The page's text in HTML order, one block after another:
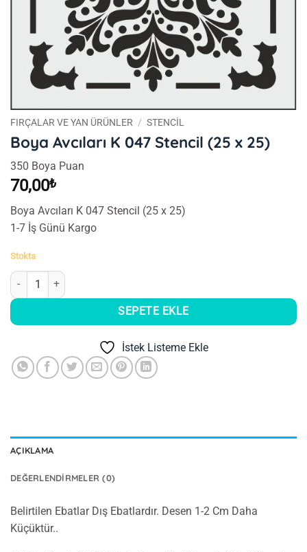
FIRÇALAR VE YAN ÜRÜNLER / STENCIL
Boya Avcıları K 047 Stencil (25 x 25)
350 Boya Puan
70,00₺
Boya Avcıları K 047 Stencil (25 x 25)
1-7 İş Günü Kargo
Stokta
Boya Avcıları K 047 Stencil (25 x 25) adet
SEPETE EKLE
İstek Listeme Ekle
AÇIKLAMA
DEĞERLENDIRMELER (0)
Belirtilen Ebatlar Dış Ebatlardır. Desen 1-2 Cm Daha
Küçüktür..